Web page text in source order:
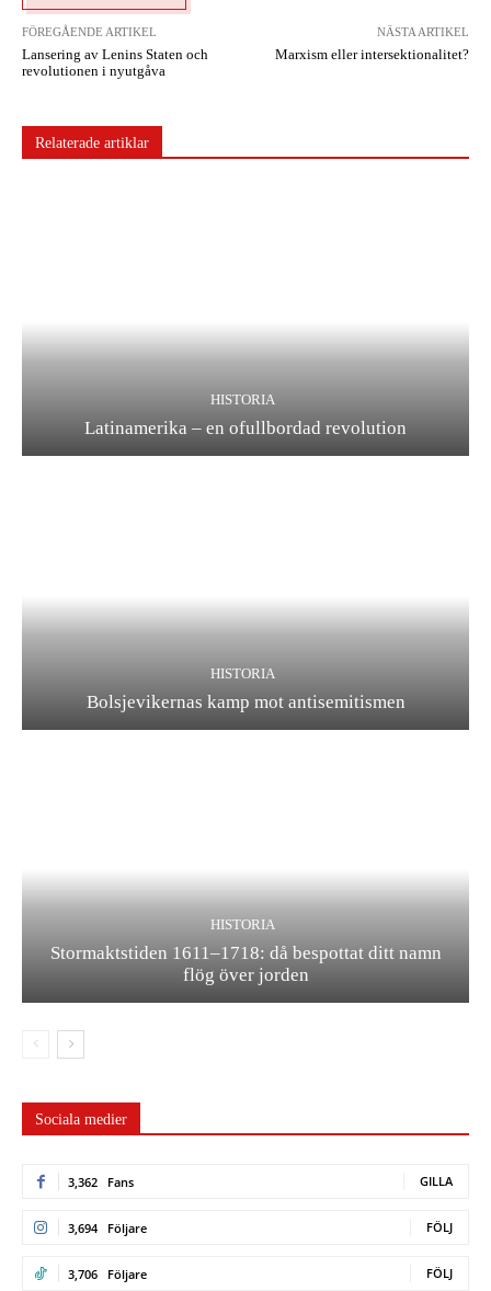
FÖREGÅENDE ARTIKEL
Lansering av Lenins Staten och
revolutionen i nyutgåva
NÄSTA ARTIKEL
Marxism eller intersektionalitet?
Relaterade artiklar
HISTORIA
Latinamerika – en ofullbordad revolution
HISTORIA
Bolsjevikernas kamp mot antisemitismen
HISTORIA
Stormaktstiden 1611–1718: då bespottat ditt namn
flög över jorden
Sociala medier
3,362 Fans GILLA
3,694 Följare FÖLJ
3,706 Följare FÖLJ